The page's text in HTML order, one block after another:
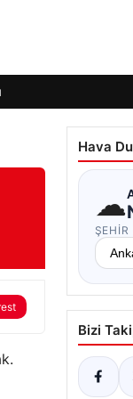
Hava
☁
ŞEHIR
Bizi